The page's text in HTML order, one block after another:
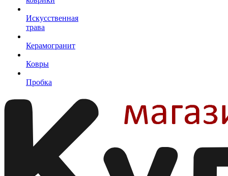
Искусственная
трава
Керамогранит
Ковры
Пробка